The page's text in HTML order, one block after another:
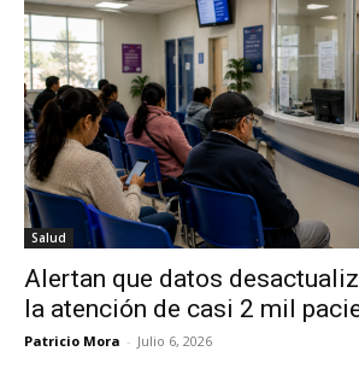
Salud
Alertan que datos
la atención de casi 2 mil
Patricio Mora - Julio 6, 2026